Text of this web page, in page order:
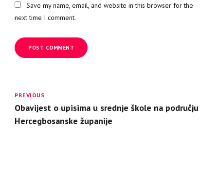
Save my name, email, and website in this browser for the
next time I comment.
POST COMMENT
PREVIOUS
Obavijest o upisima u srednje škole na području
Hercegbosanske županije